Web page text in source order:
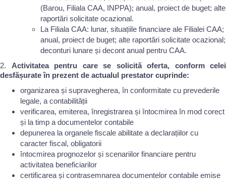
(Barou, Filiala CAA, INPPA); anual, proiect de buget; alte
raportări solicitate ocazional.
La Filiala CAA: lunar, situațiile financiare ale Filialei CAA;
anual, proiect de buget; alte raportări solicitate ocazional;
deconturi lunare și decont anual pentru CAA.
2. Activitatea pentru care se solicită oferta, conform celei
desfășurate în prezent de actualul prestator cuprinde:
organizarea și supravegherea, în conformitate cu prevederile
legale, a contabilității
verificarea, emiterea, înregistrarea și întocmirea în mod corect
și la timp a documentelor contabile
depunerea la organele fiscale abilitate a declarațiilor cu
caracter fiscal, obligatorii
întocmirea prognozelor și scenariilor financiare pentru
activitatea beneficiarilor
certificarea și contrasemnarea documentelor contabile emise